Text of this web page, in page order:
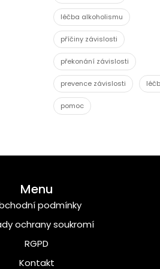
léčba alkoholismu
příčiny závislosti
překonání závislosti
prevence závislosti
pomoc
Menu
podmínky
ochrany soukromí
RGPD
Kontakt